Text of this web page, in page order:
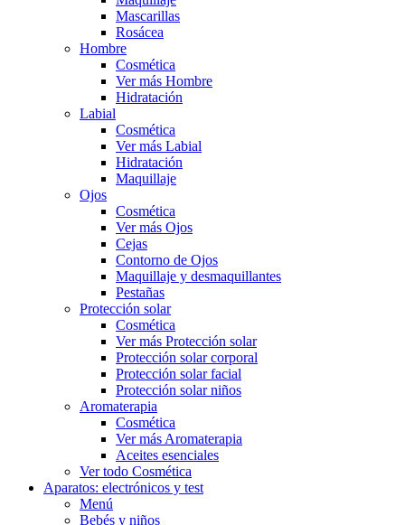
Mascarillas
Rosácea
Hombre
Cosmética
Ver más Hombre
Hidratación
Labial
Cosmética
Ver más Labial
Hidratación
Maquillaje
Ojos
Cosmética
Ver más Ojos
Cejas
Contorno de Ojos
Maquillaje y desmaquillantes
Pestañas
Protección solar
Cosmética
Ver más Protección solar
Protección solar corporal
Protección solar facial
Protección solar niños
Aromaterapia
Cosmética
Ver más Aromaterapia
Aceites esenciales
Ver todo Cosmética
Aparatos: electrónicos y test
Menú
Bebés y niños